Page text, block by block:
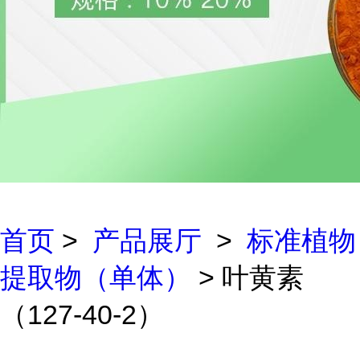
首页 > 产品展厅 > 标准植物
提取物（单体）
> 叶黄素
（127-40-2）